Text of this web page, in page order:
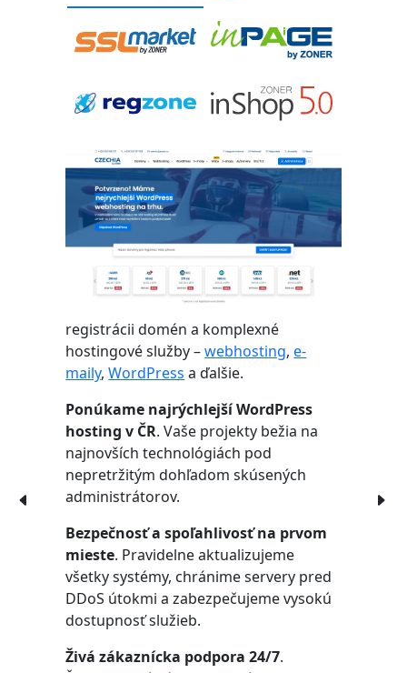
registrácii domén a komplexné
hostingové služby –webhosting,e-
maily,WordPress a ďalšie.
Ponúkame najrýchlejší WordPress
hosting v ČR. Vaše projekty bežia na
najnovších technológiách pod
nepretržitým dohľadom skúsených
administrátorov.
Bezpečnosť a spoľahlivosť na prvom
mieste. Pravidelne aktualizujeme
všetky systémy, chránime servery pred
DDoS útokmi a zabezpečujeme vysokú
dostupnosť služieb.
Živá zákaznícka podpora 24/7.